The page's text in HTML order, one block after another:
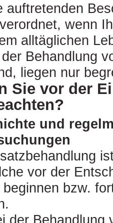
auftretenden
wenn
alltäglichen
Behandlung
liegen nur
Sie vor der
und
vor der
bzw.
der Behandlung